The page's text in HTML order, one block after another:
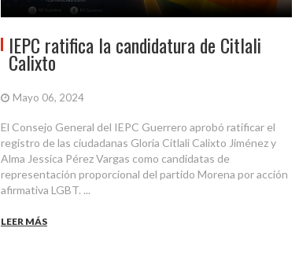
IEPC ratifica la candidatura de Citlali
Calixto
Mayo 06, 2024
El Consejo General del IEPC Guerrero aprobó ratificar el
registro de las ciudadanas Gloria Citlali Calixto Jiménez y
Alma Jessica Pérez Vargas como candidatas de
representación proporcional del partido Morena por acción
afirmativa LGBT. ...
LEER MÁS